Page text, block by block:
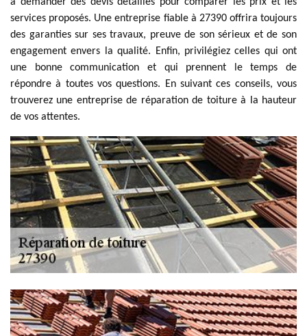
services proposés. Une entreprise fiable à 27390 offrira toujours
des garanties sur ses travaux, preuve de son sérieux et de son
engagement envers la qualité. Enfin, privilégiez celles qui ont
une bonne communication et qui prennent le temps de
répondre à toutes vos questions. En suivant ces conseils, vous
trouverez une entreprise de réparation de toiture à la hauteur
de vos attentes.